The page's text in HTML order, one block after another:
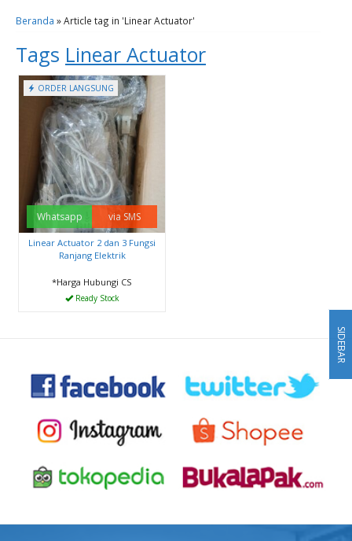
Beranda »Article tag in 'Linear Actuator'
Tags Linear Actuator
ORDER LANGSUNG
Whatsapp via SMS
Linear Actuator 2 dan 3 Fungsi
Ranjang Elektrik
*Harga Hubungi CS
Ready Stock
SIDEBAR